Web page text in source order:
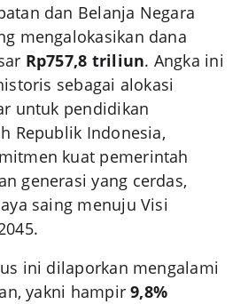
dan Belanja Negara
mengalokasikan dana
Rp757,8 triliun. Angka ini
sebagai alokasi
untuk pendidikan
Republik Indonesia,
kuat pemerintah
generasi yang cerdas,
saing menuju Visi
ini dilaporkan mengalami
yakni hampir9,8%